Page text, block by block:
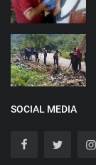
SOCIAL MEDIA